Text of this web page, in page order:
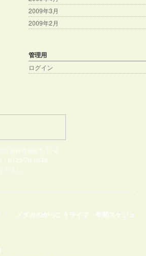
2009年3月
2009年2月
管理用
ログイン
吉祥寺南町5-11-2
0422-70-6648
ださい
メダカのがっこうライフ
年間スケジュ